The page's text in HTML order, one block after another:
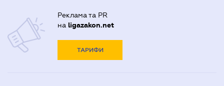
Реклама та PR
на ligazakon.net
ТАРИФИ